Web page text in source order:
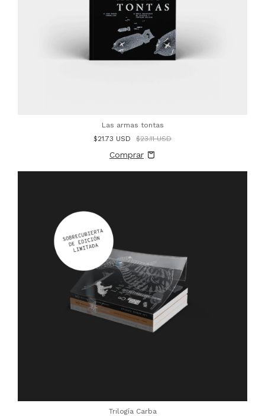
Las armas tontas
$21.73 USD
$23.11 USD
Trilogía Carba